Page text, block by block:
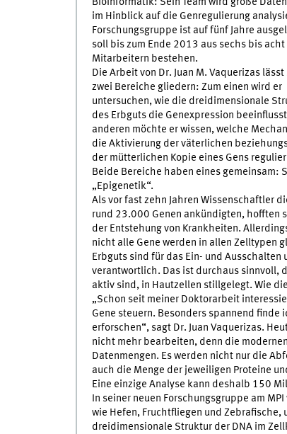
im Hinblick auf die Genregulierung
Forschungsgruppe ist auf fünf Jahre
soll bis zum Ende 2013 aus sechs bis acht
Mitarbeitern bestehen.
Die Arbeit von Dr. Juan M. Vaquerizas lässt
zwei Bereiche gliedern: Zum einen wird er
untersuchen, wie die dreidimensionale
des Erbguts die Genexpression
anderen möchte er wissen, welche
die Aktivierung der väterlichen
der mütterlichen Kopie eines Gens
Beide Bereiche haben eines gemeinsam:
„Epigenetik“.
Als vor fast zehn Jahren Wissenschaftler
rund 23.000 Genen ankündigten, hofften
der Entstehung von Krankheiten.
nicht alle Gene werden in allen Zelltypen
Erbguts sind für das Ein- und
verantwortlich. Das ist durchaus sinnvoll,
aktiv sind, in Hautzellen stillgelegt. Wie
„Schon seit meiner Doktorarbeit
Gene steuern. Besonders spannend
erforschen“, sagt Dr. Juan Vaquerizas.
nicht mehr bearbeiten, denn die
Datenmengen. Es werden nicht nur die
auch die Menge der jeweiligen Proteine
Eine einzige Analyse kann deshalb 150
In seiner neuen Forschungsgruppe am
wie Hefen, Fruchtfliegen und Zebrafische,
dreidimensionale Struktur der DNA im